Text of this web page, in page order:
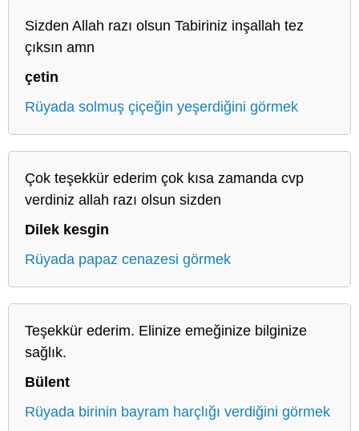
Sizden Allah razı olsun Tabiriniz inşallah tez
çıksın amn
çetin
Rüyada solmuş çiçeğin yeşerdiğini görmek
Çok teşekkür ederim çok kısa zamanda cvp
verdiniz allah razı olsun sizden
Dilek kesgin
Rüyada papaz cenazesi görmek
Teşekkür ederim. Elinize emeğinize bilginize
sağlık.
Bülent
Rüyada birinin bayram harçlığı verdiğini görmek